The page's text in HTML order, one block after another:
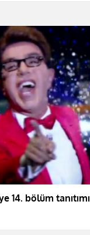
14. bölüm tanıtımı